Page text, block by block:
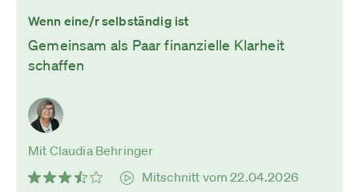
Wenn eine/r selbständig ist
Gemeinsam als Paar finanzielle Klarheit
schaffen
Mit Claudia Behringer
Mitschnitt vom 22.04.2026